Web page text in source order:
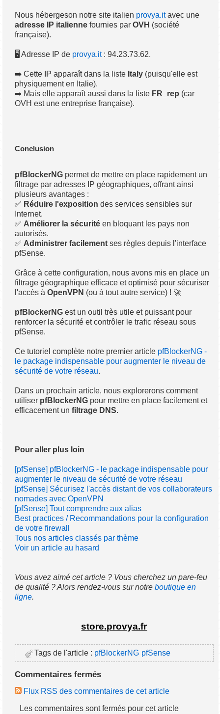
Nous hébergeson notre site italien provya.itavec une
adresse IP italienne fournies parOVH (société
française).
🖥️ Adresse IP de provya.it: 94.23.73.62.
➡️ Cette IP apparaît dans la liste Italy (puisqu'elle est
physiquement en Italie).
➡️ Mais elle apparaît aussi dans la liste FR_rep (car
OVH est une entreprise française).
Conclusion
pfBlockerNG permet de mettre en place rapidement un
filtrage par adresses IP géographiques, offrant ainsi
plusieurs avantages :
✅ Réduire l'exposition des services sensibles sur
Internet.
✅ Améliorer la sécurité en bloquant les pays non
autorisés.
✅ Administrer facilement ses règles depuis l'interface
pfSense.
Grâce à cette configuration, nous avons mis en place un
filtrage géographique efficace et optimisé pour sécuriser
l'accès àOpenVPN (ou à tout autre service) ! 🚀
pfBlockerNG est un outil très utile et puissant pour
renforcer la sécurité et contrôler le trafic réseau sous
pfSense.
Ce tutoriel complète notre premier article pfBlockerNG -
le package indispensable pour augmenter le niveau de
sécurité de votre réseau.
Dans un prochain article, nous explorerons comment
utiliser pfBlockerNG pour mettre en place facilement et
efficacement unfiltrage DNS.
Pour aller plus loin
[pfSense] pfBlockerNG - le package indispensable pour
augmenter le niveau de sécurité de votre réseau
[pfSense] Sécurisez l'accès distant de vos collaborateurs
nomades avec OpenVPN
[pfSense] Tout comprendre aux alias
Best practices / Recommandations pour la configuration
de votre firewall
Tous nos articles classés par thème
Voir un article au hasard
Vous avez aimé cet article ? Vous cherchez un pare-feu
de qualité ? Alors rendez-vous sur notreboutique en
ligne.
store.provya.fr
Tags de l'article : pfBlockerNG pfSense
Commentaires fermés
Flux RSS des commentaires de cet article
Les commentaires sont fermés pour cet article